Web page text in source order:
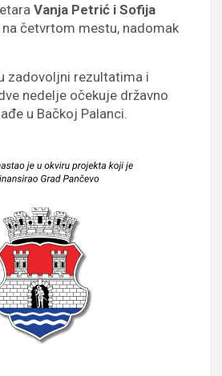
Vanja Petrić i Sofija
četvrtom mestu, nadomak
zadovolјni rezultatima i
nedelјe očekuje državno
u Bačkoj Palanci.